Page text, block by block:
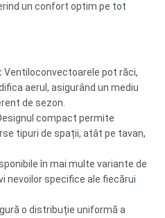
un confort optim pe tot
Ventiloconvectoarele pot răci,
aerul, asigurând un mediu
de sezon.
compact permite
tipuri de spații, atât pe tavan,
în mai multe variante de
nevoilor specifice ale fiecărui
o distribuție uniformă a